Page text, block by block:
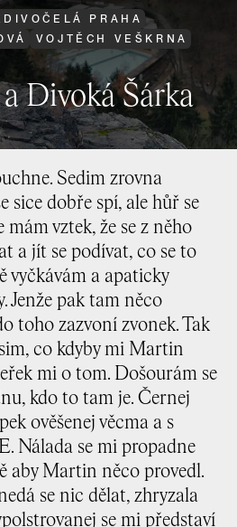
PRAHA
VOJTĚCH VEŠKRNA
Divoká Šárka
Sedim zrovna
sice dobře spí, ale hůř se
mám vztek, že se z něho
a jít se podívat, co se to
vyčkávám a apaticky
Jenže pak tam něco
toho zazvoní zvonek. Tak
co kdyby mi Martin
mi o tom. Došourám se
kdo to tam je. Černej
ověšenej věcma a s
Nálada se mi propadne
aby Martin něco provedl.
se nic dělat, zhryzala
se mi představí